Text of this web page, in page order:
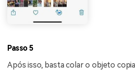
Passo 5
Após isso, basta colar o objeto